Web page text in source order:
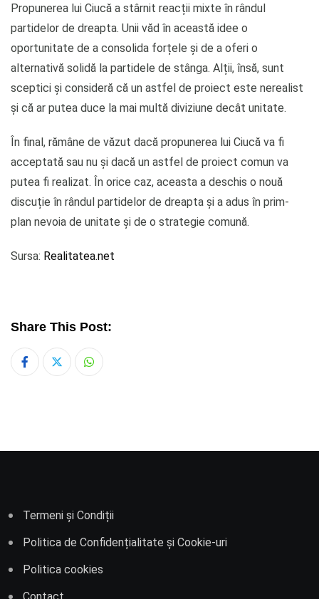
Propunerea lui Ciucă a stârnit reacții mixte în rândul
partidelor de dreapta. Unii văd în această idee o
oportunitate de a consolida forțele și de a oferi o
alternativă solidă la partidele de stânga. Alții, însă, sunt
sceptici și consideră că un astfel de proiect este nerealist
și că ar putea duce la mai multă diviziune decât unitate.
În final, rămâne de văzut dacă propunerea lui Ciucă va fi
acceptată sau nu și dacă un astfel de proiect comun va
putea fi realizat. În orice caz, aceasta a deschis o nouă
discuție în rândul partidelor de dreapta și a adus în prim-
plan nevoia de unitate și de o strategie comună.
Sursa: Realitatea.net
Share This Post:
Whatsapp
Termeni și Condiții
Politica de Confidențialitate și Cookie-uri
Politica cookies
Contact